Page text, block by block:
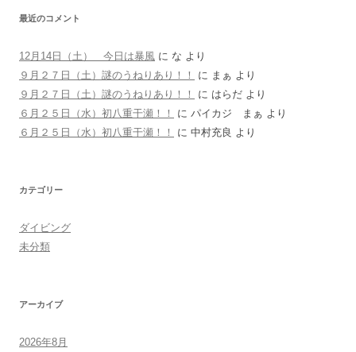
最近のコメント
12月14日（土） 今日は暴風 に な より
９月２７日（土）謎のうねりあり！！
に まぁ より
９月２７日（土）謎のうねりあり！！
に はらだ より
６月２５日（水）初八重干瀬！！
に パイカジ まぁ より
６月２５日（水）初八重干瀬！！
に 中村充良 より
カテゴリー
ダイビング
未分類
アーカイブ
2026年8月